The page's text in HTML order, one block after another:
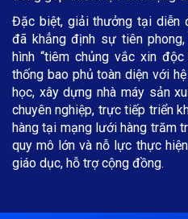
Đặc biệt, giải thưởng tại diễn
đã khẳng định sự tiên
hình “tiêm chủng vắc xin
thống bao phủ toàn diện với
học, xây dựng nhà máy sản
chuyên nghiệp, trực tiếp triển
hàng tại mạng lưới hàng trăm
quy mô lớn và nỗ lực thực
giáo dục, hỗ trợ cộng đồng.